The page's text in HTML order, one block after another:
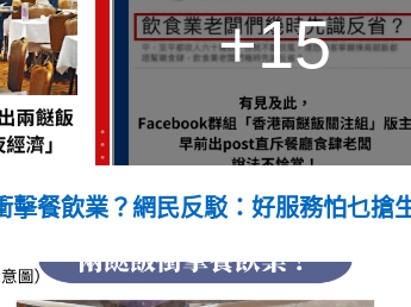
+15
餐飲業？網民反駁：好服務怕乜搶